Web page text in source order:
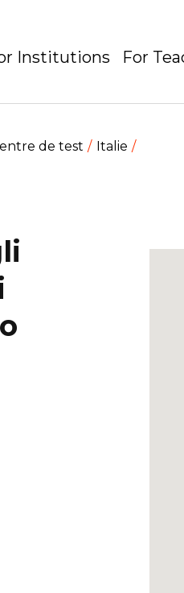
Institutions For
de test Italie